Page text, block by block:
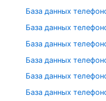
База данных
База данных
База данных
База данных
База данных
База данных